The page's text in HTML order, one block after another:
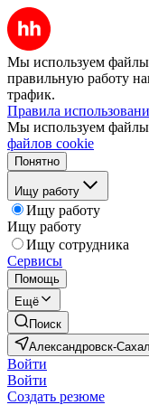
Мы используем файлы
правильную работу
трафик.
Правила
Мы используем файлы
файлов cookie
Понятно
Ищу работу
Ищу работу
Ищу работу
Ищу сотрудника
Сервисы
Помощь
Ещё
Поиск
Александровск-
Войти
Войти
Создать резюме